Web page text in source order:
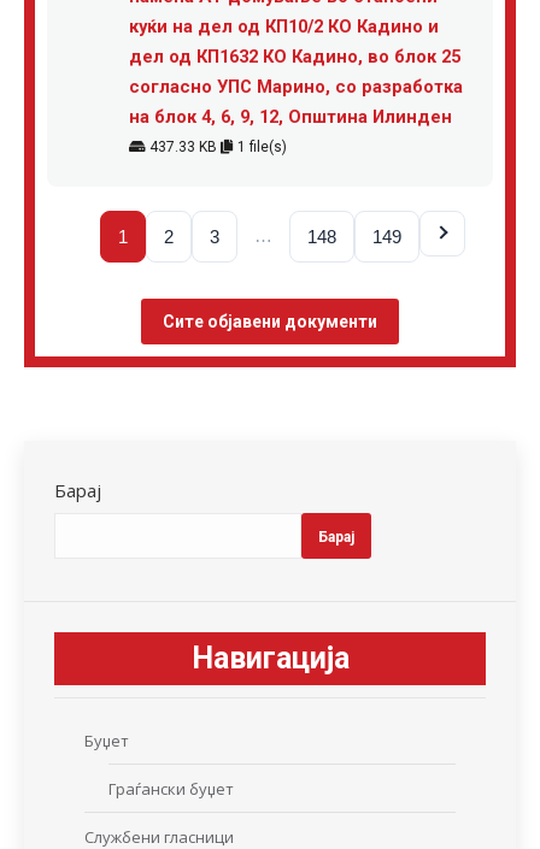
куќи на дел од КП10/2 КО Кадино и
дел од КП1632 КО Кадино, во блок 25
согласно УПС Марино, со разработка
на блок 4, 6, 9, 12, Општина Илинден
437.33 KB 1 file(s)
1 2 3 … 148 149
Сите објавени документи
Барај
Барај
Навигација
Буџет
Граѓански буџет
Службени гласници